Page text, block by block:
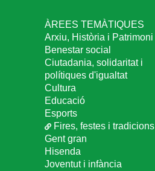
ÀREES TEMÀTIQUES
Arxiu, Història i Patrimoni
Benestar social
Ciutadania, solidaritat i
polítiques d'igualtat
Cultura
Educació
Esports
Fires, festes i tradicions
Gent gran
Hisenda
Joventut i infància